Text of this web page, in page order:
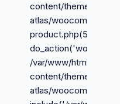
content/themes/
atlas/woocommerce/
product.php(524):
/var/www/html/wp-
content/themes/
atlas/